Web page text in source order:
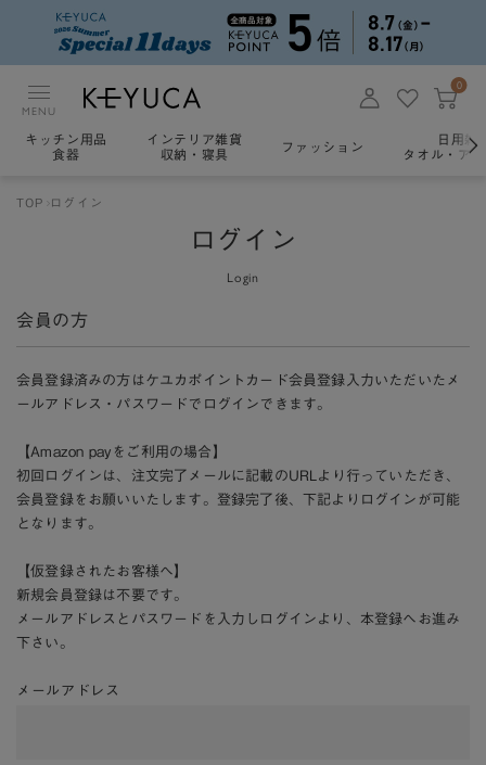
MENU
0
キッチン用品
食器
インテリア雑貨
収納・寝具
ファッション
日用雑
タオル・ア
TOP ログイン
ログイン
Login
会員の方
会員登録済みの方はケユカポイントカード会員登録入力いただいたメ
ールアドレス・パスワードでログインできます。
【Amazon payをご利用の場合】
初回ログインは、注文完了メールに記載のURLより行っていただき、
会員登録をお願いいたします。登録完了後、下記よりログインが可能
となります。
【仮登録されたお客様へ】
新規会員登録は不要です。
メールアドレスとパスワードを入力しログインより、本登録へお進み
下さい。
メールアドレス